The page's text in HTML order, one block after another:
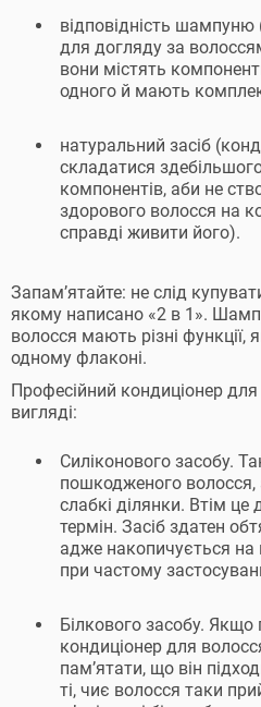
відповідність
для догляду за
вони містять
одного й мають
натуральний засіб
складатися
компонентів, аби не
здорового волосся на
справді живити його).
Запам’ятайте: не слід
якому написано «2 в 1».
волосся мають різні
одному флаконі.
Професійний кондиціонер
вигляді:
Силіконового засобу.
пошкодженого волосся,
слабкі ділянки. Втім
термін. Засіб здатен
адже накопичується на
при частому
Білкового засобу. Якщо
кондиціонер для
пам’ятати, що він
ті, чиє волосся таки